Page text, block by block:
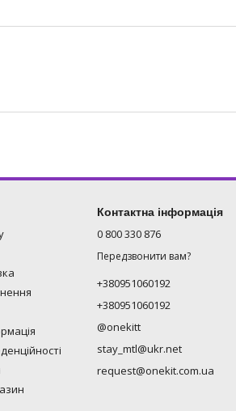
Контактна інформація
0 800 330 876
Передзвонити вам?
+380951060192
+380951060192
@onekitt
stay_mtl@ukr.net
request@onekit.com.ua